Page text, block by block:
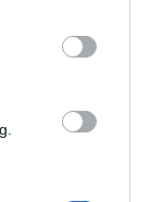
below Google